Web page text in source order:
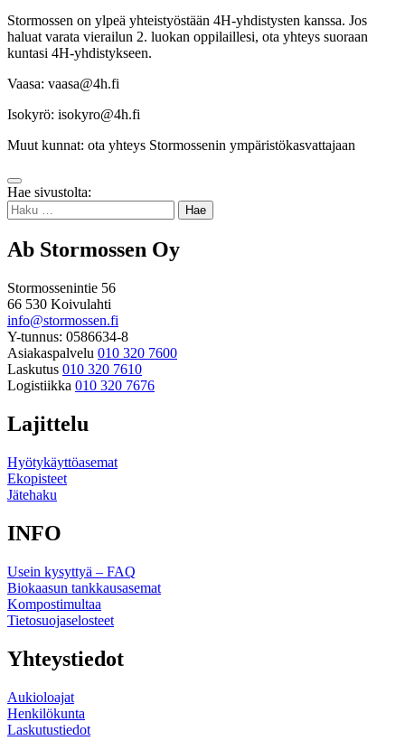
Stormossen on ylpeä yhteistyöstään 4H-yhdistysten kanssa. Jos
haluat varata vierailun 2. luokan oppilaillesi, ota yhteys suoraan
kuntasi 4H-yhdistykseen.
Vaasa: vaasa@4h.fi
Isokyrö: isokyro@4h.fi
Muut kunnat: ota yhteys Stormossenin ympäristökasvattajaan
Takaisin
ylös
Hae sivustolta:
Haku:
Ab Stormossen Oy
Stormossenintie 56
66 530 Koivulahti
info@stormossen.fi
Y-tunnus: 0586634-8
Asiakaspalvelu 010 320 7600
Laskutus 010 320 7610
Logistiikka 010 320 7676
Lajittelu
Hyötykäyttöasemat
Ekopisteet
Jätehaku
INFO
Usein kysyttyä – FAQ
Biokaasun tankkausasemat
Kompostimultaa
Tietosuojaselosteet
Yhteystiedot
Aukioloajat
Henkilökunta
Laskutustiedot